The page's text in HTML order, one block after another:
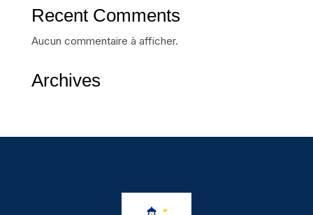
Recent Comments
Aucun commentaire à afficher.
Archives